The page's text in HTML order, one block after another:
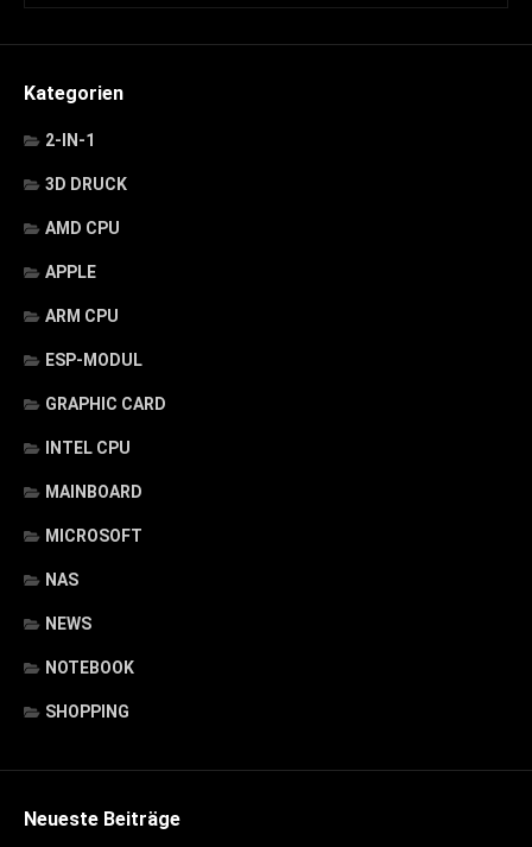
Kategorien
2-IN-1
3D DRUCK
AMD CPU
APPLE
ARM CPU
ESP-MODUL
GRAPHIC CARD
INTEL CPU
MAINBOARD
MICROSOFT
NAS
NEWS
NOTEBOOK
SHOPPING
Neueste Beiträge